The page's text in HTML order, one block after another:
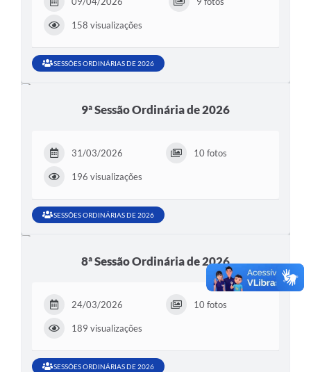
158 visualizações
SESSÕES ORDINÁRIAS DE 2026
9ª Sessão Ordinária de 2026
31/03/2026 10 fotos
196 visualizações
SESSÕES ORDINÁRIAS DE 2026
8ª Sessão Ordinária de 2026
24/03/2026 10 fotos
189 visualizações
SESSÕES ORDINÁRIAS DE 2026